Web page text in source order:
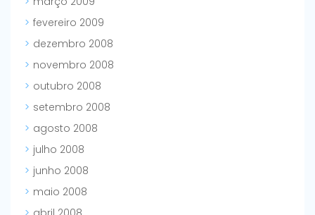
fevereiro 2009
dezembro 2008
novembro 2008
outubro 2008
setembro 2008
agosto 2008
julho 2008
junho 2008
maio 2008